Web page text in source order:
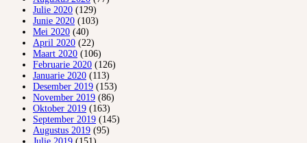
Julie 2020 (129)
Junie 2020 (103)
Mei 2020 (40)
April 2020 (22)
Maart 2020 (106)
Februarie 2020 (126)
Januarie 2020 (113)
Desember 2019 (153)
November 2019 (86)
Oktober 2019 (163)
September 2019 (145)
Augustus 2019 (95)